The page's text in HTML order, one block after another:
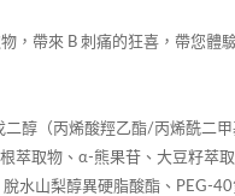
，帶來 B 刺痛的狂喜，帶您體
二醇（丙烯酸羥乙酯/丙烯酰二
萃取物、α-熊果苷、大豆籽萃
水山梨醇異硬脂酸酯、PEG-